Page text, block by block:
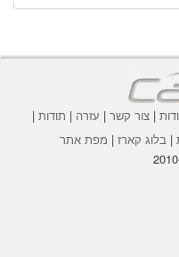
|צור קשר | עזרה | תודות |
|בלוג קארז | מפת אתר